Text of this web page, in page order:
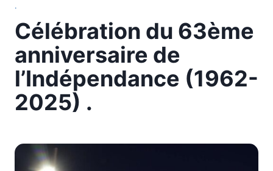
.
Célébration du 63ème
anniversaire de
l’Indépendance (1962-
2025) .